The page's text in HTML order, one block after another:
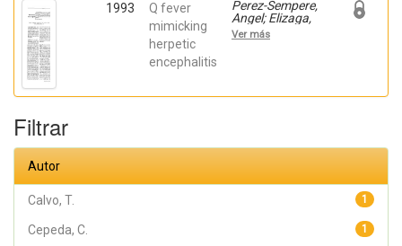
1993
Q fever
mimicking
herpetic
encephalitis
Perez-Sempere,
Angel; Elizaga,
J.; Duarte, J.;
Moreno, J.;
Ver más
Filtrar
Autor
1
Calvo, T.
1
Cepeda, C.